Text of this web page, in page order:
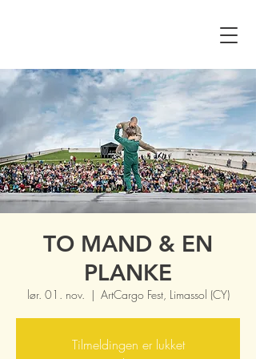
TO MAND & EN
PLANKE
lør. 01. nov.
  |
ArtCargo Fest, Limassol (CY)
Tilmeldingen er lukket